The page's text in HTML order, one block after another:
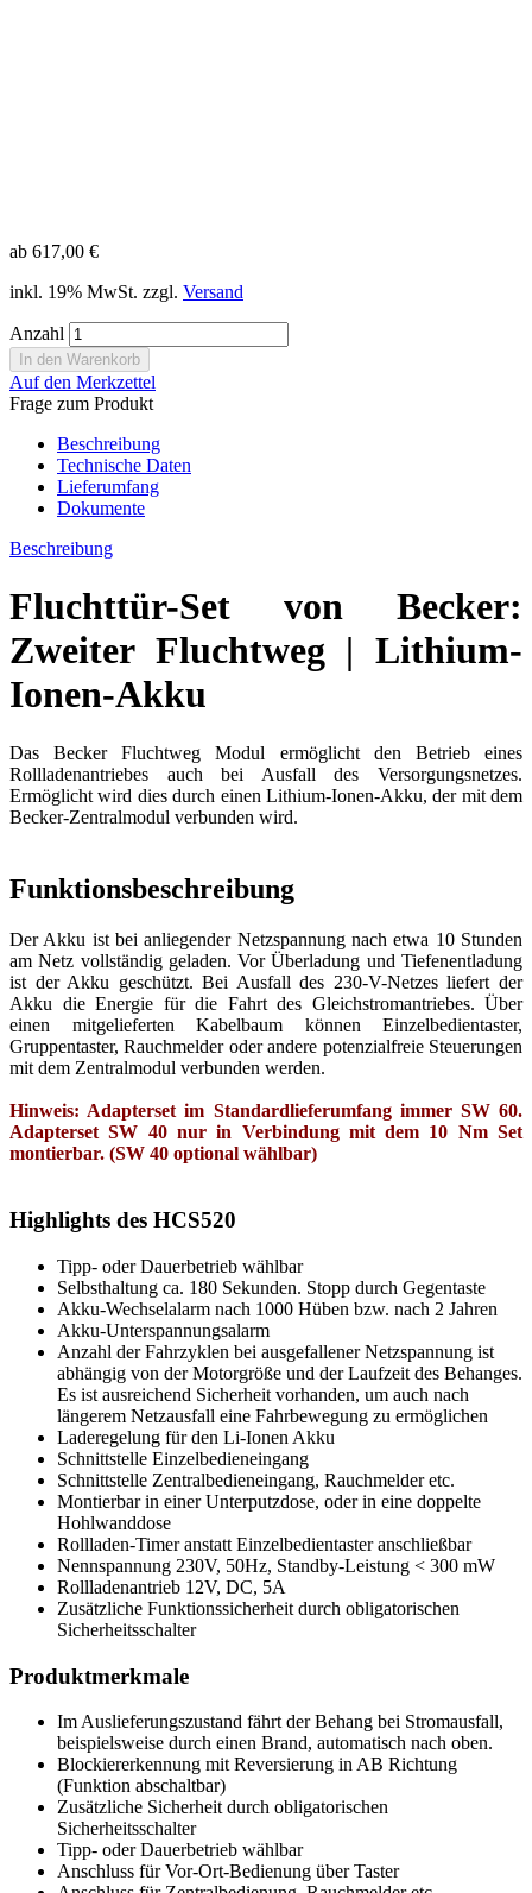
ab 617,00 €
inkl. 19% MwSt. zzgl. Versand
Anzahl
Auf den Merkzettel
Frage zum Produkt
Beschreibung
Technische Daten
Lieferumfang
Dokumente
Beschreibung
Fluchttür-Set von Becker:
Zweiter Fluchtweg | Lithium-
Ionen-Akku
Das Becker Fluchtweg Modul ermöglicht den Betrieb eines
Rollladenantriebes auch bei Ausfall des Versorgungsnetzes.
Ermöglicht wird dies durch einen Lithium-Ionen-Akku, der mit dem
Becker-Zentralmodul verbunden wird.
Funktionsbeschreibung
Der Akku ist bei anliegender Netzspannung nach etwa 10 Stunden
am Netz vollständig geladen. Vor Überladung und Tiefenentladung
ist der Akku geschützt. Bei Ausfall des 230-V-Netzes liefert der
Akku die Energie für die Fahrt des Gleichstromantriebes. Über
einen mitgelieferten Kabelbaum können Einzelbedientaster,
Gruppentaster, Rauchmelder oder andere potenzialfreie Steuerungen
mit dem Zentralmodul verbunden werden.
Hinweis: Adapterset im Standardlieferumfang immer SW 60.
Adapterset SW 40 nur in Verbindung mit dem 10 Nm Set
montierbar. (SW 40 optional wählbar)
Highlights des HCS520
Tipp- oder Dauerbetrieb wählbar
Selbsthaltung ca. 180 Sekunden. Stopp durch Gegentaste
Akku-Wechselalarm nach 1000 Hüben bzw. nach 2 Jahren
Akku-Unterspannungsalarm
Anzahl der Fahrzyklen bei ausgefallener Netzspannung ist
abhängig von der Motorgröße und der Laufzeit des Behanges.
Es ist ausreichend Sicherheit vorhanden, um auch nach
längerem Netzausfall eine Fahrbewegung zu ermöglichen
Laderegelung für den Li-Ionen Akku
Schnittstelle Einzelbedieneingang
Schnittstelle Zentralbedieneingang, Rauchmelder etc.
Montierbar in einer Unterputzdose, oder in eine doppelte
Hohlwanddose
Rollladen-Timer anstatt Einzelbedientaster anschließbar
Nennspannung 230V, 50Hz, Standby-Leistung < 300 mW
Rollladenantrieb 12V, DC, 5A
Zusätzliche Funktionssicherheit durch obligatorischen
Sicherheitsschalter
Produktmerkmale
Im Auslieferungszustand fährt der Behang bei Stromausfall,
beispielsweise durch einen Brand, automatisch nach oben.
Blockiererkennung mit Reversierung in AB Richtung
(Funktion abschaltbar)
Zusätzliche Sicherheit durch obligatorischen
Sicherheitsschalter
Tipp- oder Dauerbetrieb wählbar
Anschluss für Vor-Ort-Bedienung über Taster